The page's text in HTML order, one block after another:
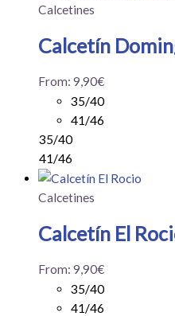
Calcetines
Calcetín
From: 9,90€
35/40
41/46
35/40
41/46
Calcetines
Calcetín El
From: 9,90€
35/40
41/46